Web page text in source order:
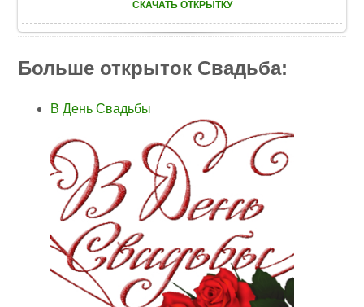
СКАЧАТЬ ОТКРЫТКУ
Больше открыток Свадьба:
В День Свадьбы